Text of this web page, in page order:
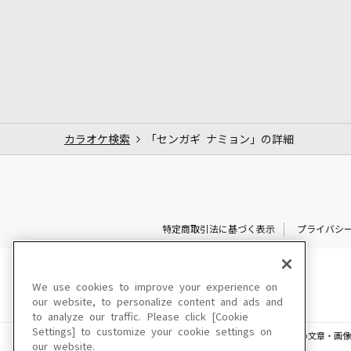
カラオケ検索 「センガギ ナミョン」の詳細
特定商取引法に基づく表示 プライバシ
このサイトに掲載されている一切の文章・画
We use cookies to improve your experience on
our website, to personalize content and ads and
to analyze our traffic. Please click [Cookie
Settings] to customize your cookie settings on
our website.